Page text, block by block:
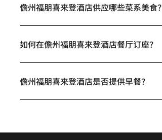
儋州福朋喜来登酒店供应哪些菜系美食？
如何在儋州福朋喜来登酒店餐厅订座？
儋州福朋喜来登酒店是否提供早餐？